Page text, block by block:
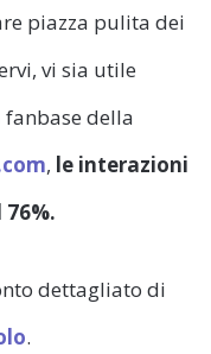
piazza pulita dei
vi sia utile
della
, le interazioni
dettagliato di
.